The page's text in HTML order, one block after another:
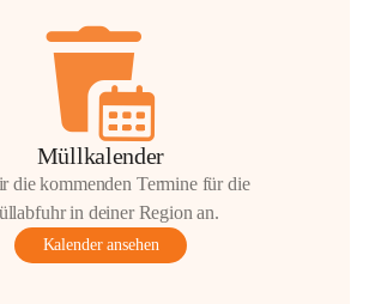
Müllkalender
die kommenden Termine für die
in deiner Region an.
Kalender ansehen